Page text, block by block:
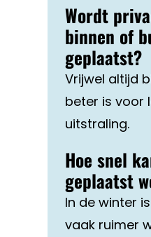
Wordt
binnen of
geplaatst?
Vrijwel altijd
beter is voor
uitstraling.
Hoe snel
geplaatst
In de winter
vaak ruimer